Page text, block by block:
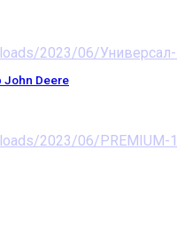
John Deere